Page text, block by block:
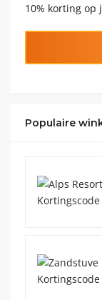
10% korting op
Populaire